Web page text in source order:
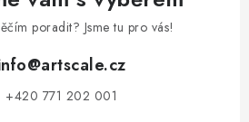
poradit? Jsme tu pro vás!
@artscale.cz
+420 771 202 001​